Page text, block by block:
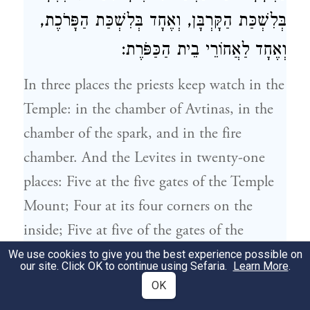
בְּלִשְׁכַּת הַקָּרְבָּן, וְאֶחָד בְּלִשְׁכַּת הַפָּרֹכֶת,
וְאֶחָד לַאֲחוֹרֵי בֵית הַכַּפֹּרֶת:
In three places the priests keep watch in the
Temple: in the chamber of Avtinas, in the
chamber of the spark, and in the fire
chamber. And the Levites in twenty-one
places: Five at the five gates of the Temple
Mount; Four at its four corners on the
inside; Five at five of the gates of the
courtyard; Four at its four corners on the
outside; One at the offering chamber; One
at the chamber of the curtain, And one
We use cookies to give you the best experience possible on
our site. Click OK to continue using Sefaria. Learn More.
OK